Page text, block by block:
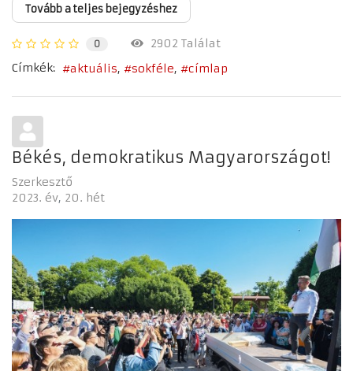
Tovább a teljes bejegyzéshez
0
2902 Találat
Címkék:
aktuális sokféle címlap
Békés, demokratikus Magyarországot!
Szerkesztő
2023. év 20. hét